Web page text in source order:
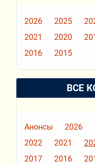
2026 2025
2021
2020
2016
2015
ВСЕ
Анонсы 2026
2022
2021
2017
2016